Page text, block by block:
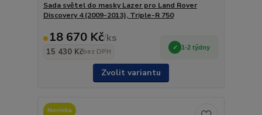
Sada světel do masky Lazer pro Land Rover
Discovery 4 (2009-2013), Triple-R 750
18 670 Kč/ks
15 430 Kčbez DPH
1-2 týdny
Zvolit variantu
Novinka